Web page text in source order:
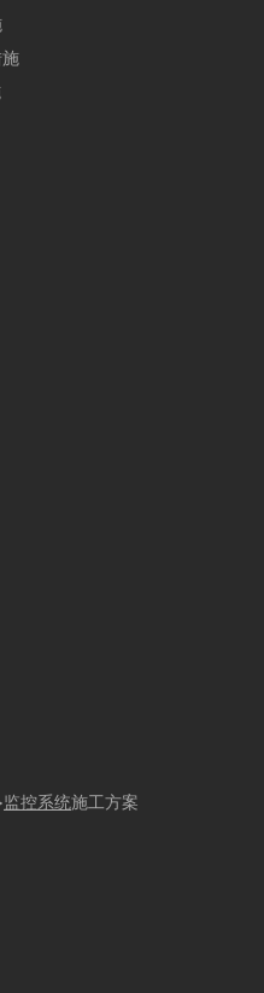
监控系统施工方案